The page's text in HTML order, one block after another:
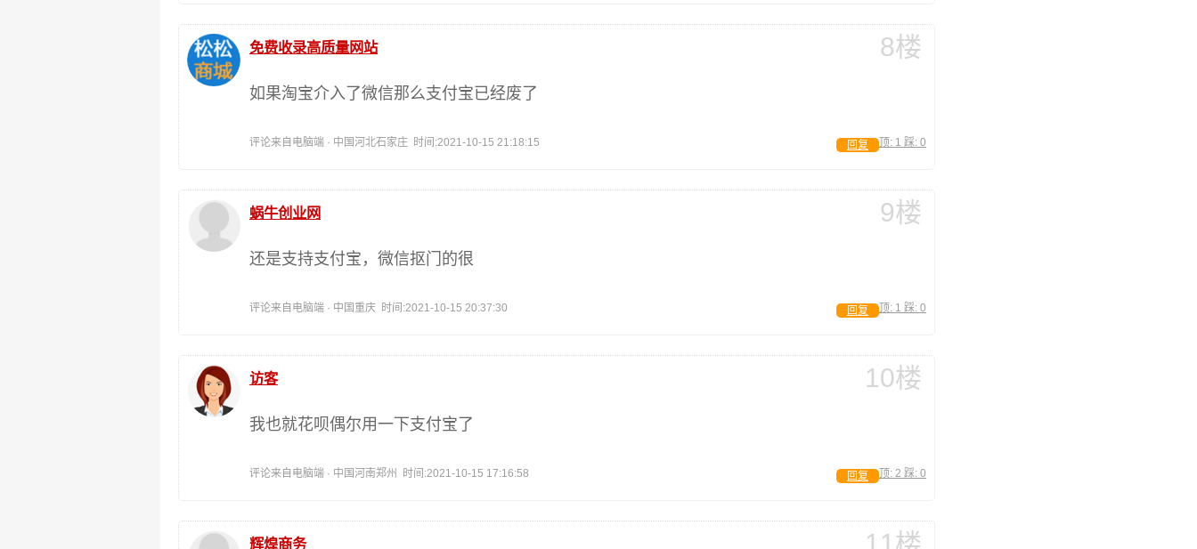
8楼
免费收录高质量网站
如果淘宝介入了微信那么支付宝已经废了
评论来自电脑端 · 中国河北石家庄 时间:2021-10-15 21:18:15 顶: 1 踩: 0
回复
9楼
蜗牛创业网
还是支持支付宝，微信抠门的很
评论来自电脑端 · 中国重庆 时间:2021-10-15 20:37:30 顶: 1 踩: 0
回复
10楼
访客
我也就花呗偶尔用一下支付宝了
评论来自电脑端 · 中国河南郑州 时间:2021-10-15 17:16:58 顶: 2 踩: 0
回复
辉煌商务